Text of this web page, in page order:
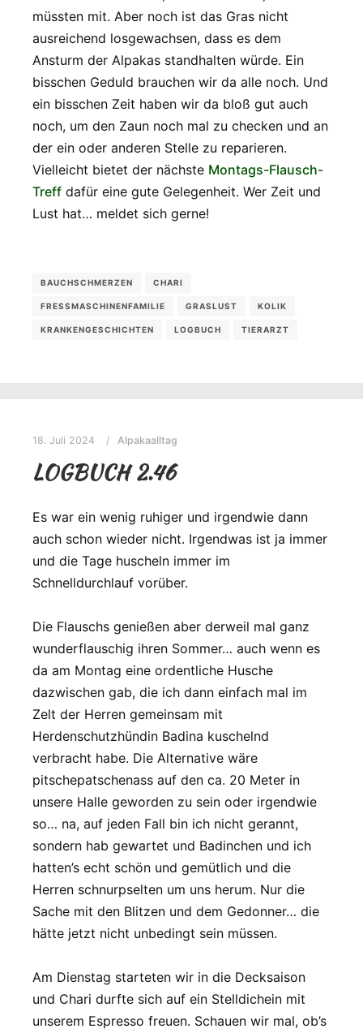
müssten mit. Aber noch ist das Gras nicht
ausreichend losgewachsen, dass es dem
Ansturm der Alpakas standhalten würde. Ein
bisschen Geduld brauchen wir da alle noch. Und
ein bisschen Zeit haben wir da bloß gut auch
noch, um den Zaun noch mal zu checken und an
der ein oder anderen Stelle zu reparieren.
Vielleicht bietet der nächste Montags-Flausch-
Treff dafür eine gute Gelegenheit. Wer Zeit und
Lust hat… meldet sich gerne!
BAUCHSCHMERZEN CHARI
FRESSMASCHINENFAMILIE GRASLUST KOLIK
KRANKENGESCHICHTEN LOGBUCH TIERARZT
18. Juli 2024 Alpakaalltag
LOGBUCH 2.46
Es war ein wenig ruhiger und irgendwie dann
auch schon wieder nicht. Irgendwas ist ja immer
und die Tage huscheln immer im
Schnelldurchlauf vorüber.
Die Flauschs genießen aber derweil mal ganz
wunderflauschig ihren Sommer… auch wenn es
da am Montag eine ordentliche Husche
dazwischen gab, die ich dann einfach mal im
Zelt der Herren gemeinsam mit
Herdenschutzhündin Badina kuschelnd
verbracht habe. Die Alternative wäre
pitschepatschenass auf den ca. 20 Meter in
unsere Halle geworden zu sein oder irgendwie
so… na, auf jeden Fall bin ich nicht gerannt,
sondern hab gewartet und Badinchen und ich
hatten’s echt schön und gemütlich und die
Herren schnurpselten um uns herum. Nur die
Sache mit den Blitzen und dem Gedonner… die
hätte jetzt nicht unbedingt sein müssen.
Am Dienstag starteten wir in die Decksaison
und Chari durfte sich auf ein Stelldichein mit
unserem Espresso freuen. Schauen wir mal, ob’s